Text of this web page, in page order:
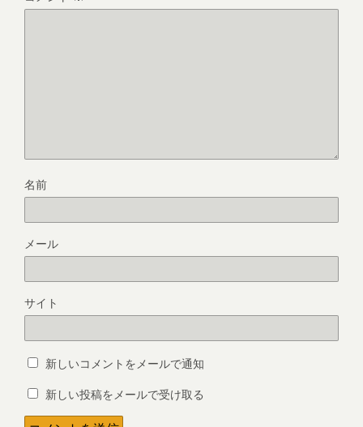
名前
メール
サイト
新しいコメントをメールで通知
新しい投稿をメールで受け取る